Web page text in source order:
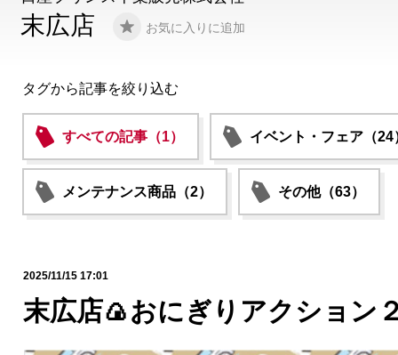
末広店 お気に入りに追加
タグから記事を絞り込む
すべての記事（1） イベント・フェア（24
メンテナンス商品（2） その他（63）
2025/11/15 17:01
末広店🍙おにぎりアクション